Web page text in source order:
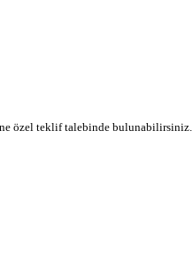
özel teklif talebinde bulunabilirsiniz.